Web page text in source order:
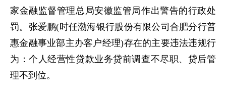
家金融监督管理总局安徽监管局作出警告的行政处
罚。张爱鹏(时任渤海银行股份有限公司合肥分行普
惠金融事业部主办客户经理)存在的主要违法违规行
为：个人经营性贷款业务贷前调查不尽职、贷后管
理不到位。